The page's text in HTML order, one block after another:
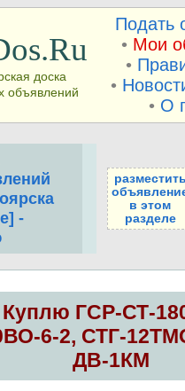
доска
объявлений
Подать
• Мои
•
•
• О
-
разместить
в этом
разделе
Куплю ГСР-СТ-
6-2, СТГ-
ДВ-1КМ